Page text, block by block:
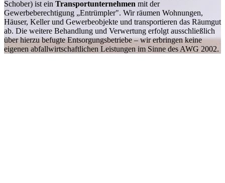
Schober) ist ein Transportunternehmen mit der
Gewerbeberechtigung „Entrümpler". Wir räumen Wohnungen,
Häuser, Keller und Gewerbeobjekte und transportieren das Räumgut
ab. Die weitere Behandlung und Verwertung erfolgt ausschließlich
über hierzu befugte Entsorgungsbetriebe – wir erbringen keine
eigenen abfallwirtschaftlichen Leistungen im Sinne des AWG 2002.